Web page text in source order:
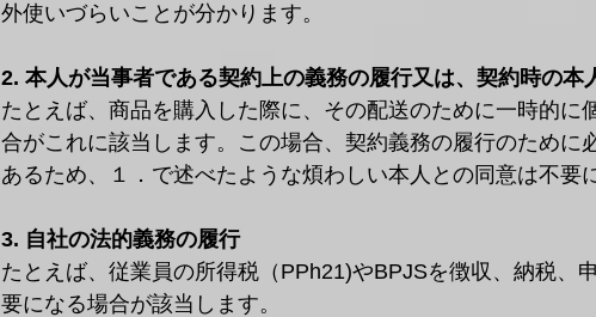
外使いづらいことが分かります。
2. 本人が当事者である契約上の義務の履行又は、契約時の本
たとえば、商品を購入した際に、その配送のために一時的に
合がこれに該当します。この場合、契約義務の履行のために
あるため、１．で述べたような煩わしい本人との同意は不要
3. 自社の法的義務の履行
たとえば、従業員の所得税（PPh21)やBPJSを徴収、納税、
要になる場合が該当します。